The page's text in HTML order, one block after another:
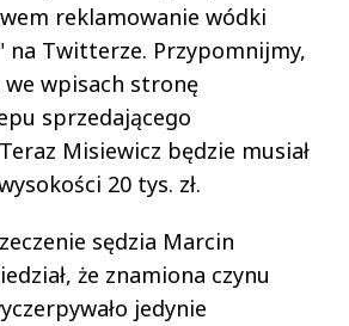
reklamowanie wódki
na Twitterze. Przypomnijmy,
we wpisach stronę
sprzedającego
Misiewicz będzie musiał
20 tys. zł.
sędzia Marcin
że znamiona czynu
jedynie